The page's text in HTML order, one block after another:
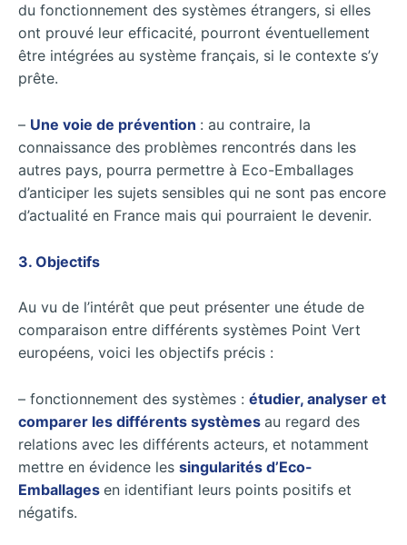
du fonctionnement des systèmes étrangers, si elles
ont prouvé leur efficacité, pourront éventuellement
être intégrées au système français, si le contexte s’y
prête.
– Une voie de prévention : au contraire, la
connaissance des problèmes rencontrés dans les
autres pays, pourra permettre à Eco-Emballages
d’anticiper les sujets sensibles qui ne sont pas encore
d’actualité en France mais qui pourraient le devenir.
3. Objectifs
Au vu de l’intérêt que peut présenter une étude de
comparaison entre différents systèmes Point Vert
européens, voici les objectifs précis :
– fonctionnement des systèmes : étudier, analyser et
comparer les différents systèmes au regard des
relations avec les différents acteurs, et notamment
mettre en évidence les singularités d’Eco-
Emballages en identifiant leurs points positifs et
négatifs.